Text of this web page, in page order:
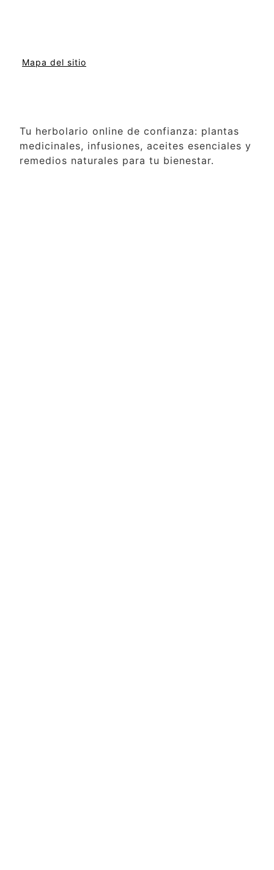
Mapa del sitio
Tu herbolario online de confianza: plantas
medicinales, infusiones, aceites esenciales y
remedios naturales para tu bienestar.